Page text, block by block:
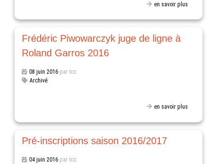
en savoir plus
Frédéric Piwowarczyk juge de ligne à
Roland Garros 2016
08 juin 2016 par tcc
Archivé
en savoir plus
Pré-inscriptions saison 2016/2017
04 juin 2016 par tcc